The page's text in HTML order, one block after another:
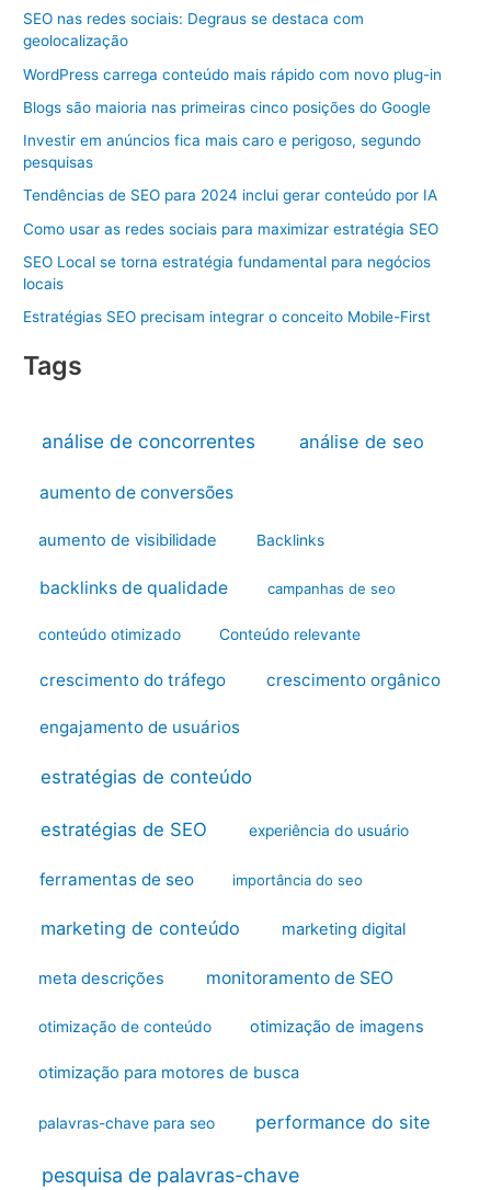
SEO nas redes sociais: Degraus se destaca com
geolocalização
WordPress carrega conteúdo mais rápido com novo plug-in
Blogs são maioria nas primeiras cinco posições do Google
Investir em anúncios fica mais caro e perigoso, segundo
pesquisas
Tendências de SEO para 2024 inclui gerar conteúdo por IA
Como usar as redes sociais para maximizar estratégia SEO
SEO Local se torna estratégia fundamental para negócios
locais
Estratégias SEO precisam integrar o conceito Mobile-First
Tags
análise de concorrentes análise de seo
aumento de conversões
aumento de visibilidade Backlinks
backlinks de qualidade campanhas de seo
conteúdo otimizado Conteúdo relevante
crescimento do tráfego crescimento orgânico
engajamento de usuários
estratégias de conteúdo
estratégias de SEO experiência do usuário
ferramentas de seo importância do seo
marketing de conteúdo marketing digital
meta descrições monitoramento de SEO
otimização de conteúdo otimização de imagens
otimização para motores de busca
palavras-chave para seo performance do site
pesquisa de palavras-chave